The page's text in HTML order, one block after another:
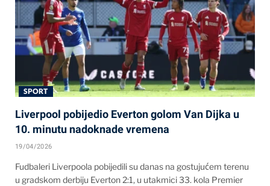
SPORT
Liverpool pobijedio Everton golom Van Dijka u
10. minutu nadoknade vremena
19/04/2026
Fudbaleri Liverpoola pobijedili su danas na gostujućem terenu
u gradskom derbiju Everton 2:1, u utakmici 33. kola Premier